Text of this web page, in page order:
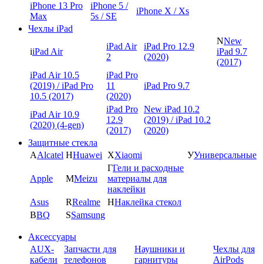
iPhone 13 Pro
Max
iPhone 5 /
5s / SE
iPhone X / Xs
Чехлы iPad
iiPad Air
iPad Air
2
iPad Pro 12.9
(2020)
NNew
iPad 9.7
(2017)
iPad Air 10.5
(2019) / iPad Pro
10.5 (2017)
iPad Pro
11
(2020)
iPad Pro 9.7
iPad Air 10.9
(2020) (4-gen)
iPad Pro
12.9
(2017)
New iPad 10.2
(2019) / iPad 10.2
(2020)
Защитные стекла
AAlcatel HHuawei XXiaomi УУниверсальные
Apple MMeizu
ГГели и расходные
материалы для
наклейки
Asus
RRealme ННаклейка стекол
BBQ SSamsung
Аксессуары
AUX-
кабели
Запчасти для
телефонов
Наушники и
гарнитуры
Чехлы для
AirPods